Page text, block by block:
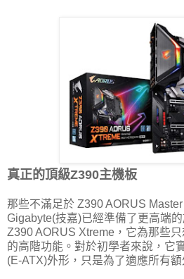
真正的頂級Z390主機板
那些不滿足於 Z390 AORUS Master
Gigabyte(技嘉)已經準備了更高端
Z390 AORUS Xtreme，它為那些
的高階功能。對於初學者來說，它
(E-ATX)外形，只是為了適應所有額